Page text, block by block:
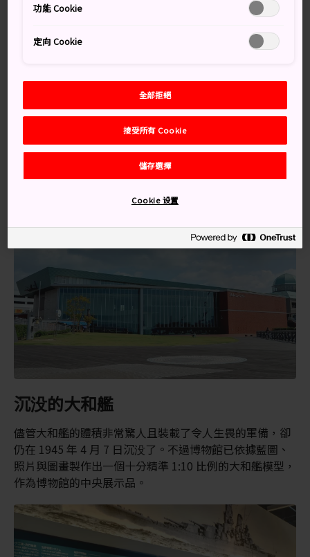
大和博物館（吳市海事歷史科學館）位於靠近廣島的海港
，在博物館中，將可以瞭解與這一艘巨大軍艦
有關的所有資訊，以及造船的未來發展。
交通方式
你可以先乘搭火車，再步行一小段距離，即能到達博物
從廣島站乘搭 JR 吳線前往吳站，車程大約 50 分鐘，出站
後步行約 5 分鐘即能到達博物館。
沉没的大和艦
儘管大和艦的體積非常驚人且裝載了令人生畏的軍備，卻
仍在 1945 年 4 月 7 日沉没了。不過博物館已依據藍圖、
照片與圖畫製作出一個十分精準 1:10 比例的大和艦模型，
作為博物館的中央展示品。
功能 Cookie
定向 Cookie
全部拒絕
接受所有 Cookie
儲存選擇
Cookie 设置